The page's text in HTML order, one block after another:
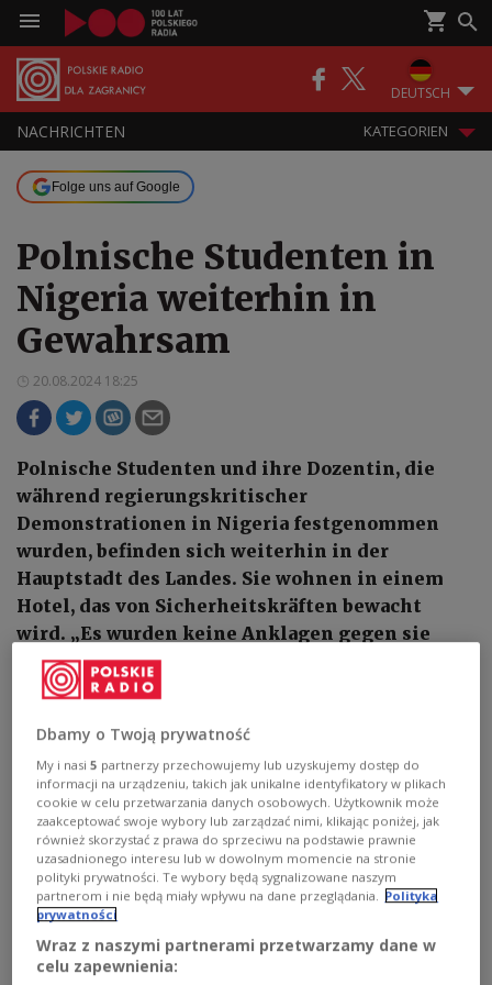
DEUTSCH
NACHRICHTEN KATEGORIEN
Folge uns auf Google
Polnische Studenten in
Nigeria weiterhin in
Gewahrsam
20.08.2024 18:25
Polnische Studenten und ihre Dozentin, die
während regierungskritischer
Demonstrationen in Nigeria festgenommen
wurden, befinden sich weiterhin in der
Hauptstadt des Landes. Sie wohnen in einem
Hotel, das von Sicherheitskräften bewacht
wird. „Es wurden keine Anklagen gegen sie
erhoben, und sie sind in Gewahrsam, nicht
verhaftet“, sagte der Sprecher des polnischen
Dbamy o Twoją prywatność
My i nasi5 partnerzy przechowujemy lub uzyskujemy dostęp do
informacji na urządzeniu, takich jak unikalne identyfikatory w plikach
cookie w celu przetwarzania danych osobowych. Użytkownik może
zaakceptować swoje wybory lub zarządzać nimi, klikając poniżej, jak
również skorzystać z prawa do sprzeciwu na podstawie prawnie
uzasadnionego interesu lub w dowolnym momencie na stronie
polityki prywatności. Te wybory będą sygnalizowane naszym
partnerom i nie będą miały wpływu na dane przeglądania.
Polityka
prywatności
Wraz z naszymi partnerami przetwarzamy dane w
celu zapewnienia: